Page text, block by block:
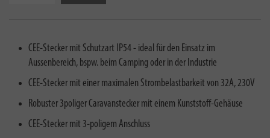
CEE-Stecker mit Schutzart IP54 - ideal für den Einsatz im
Aussenbereich, bspw. beim Camping oder in der Industrie
CEE-Stecker mit einer maximalen Strombelastbarkeit von 32A, 230V
Robuster 3poliger Caravanstecker mit einem Kunststoff-Gehäuse
CEE-Stecker mit 3-poligem Anschluss